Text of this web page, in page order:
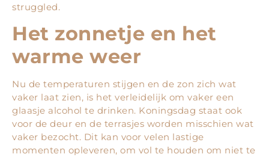
struggled.
Het zonnetje en het
warme weer
Nu de temperaturen stijgen en de zon zich wat
vaker laat zien, is het verleidelijk om vaker een
glaasje alcohol te drinken. Koningsdag staat ook
voor de deur en de terrasjes worden misschien wat
vaker bezocht. Dit kan voor velen lastige
momenten opleveren, om vol te houden om niet te